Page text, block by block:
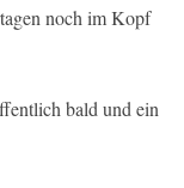
noch im Kopf
bald und ein